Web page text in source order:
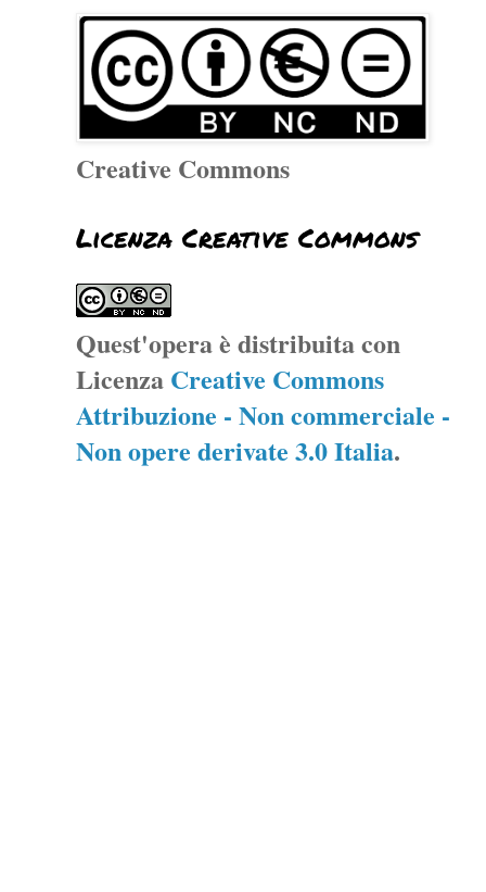
Creative Commons
Licenza Creative Commons
Quest'opera è distribuita con
Licenza Creative Commons
Attribuzione - Non commerciale -
Non opere derivate 3.0 Italia.